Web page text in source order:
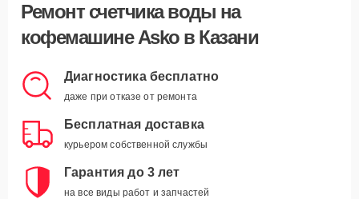
Ремонт счетчика воды на
кофемашине Asko в Казани
Диагностика бесплатно
даже при отказе от ремонта
Бесплатная доставка
курьером собственной службы
Гарантия до 3 лет
на все виды работ и запчастей